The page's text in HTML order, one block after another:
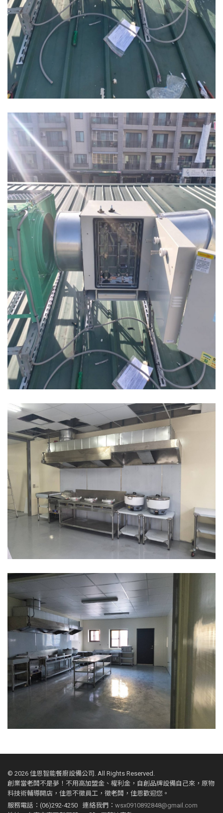
© 2026 佳恩智能餐廚設備公司. All Rights Reserved.
創業當老闆不是夢！不用高加盟金、權利金，自創品牌設備自己來，原物
料技術輔導開店，佳恩不徵員工，徵老闆，佳恩歡迎您。
服務電話：(06)292-4250
連絡我們： wsx0910892848@gmail.com